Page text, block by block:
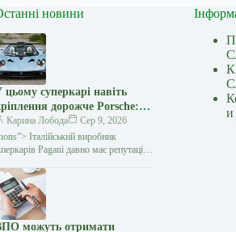
новини
цьому суперкарі навіть
дорожче Porsche:
Pagani витрачає $160
на болти — Мінфін
Карина Лобода
Сер 9, 2026
Італійський виробник
Pagani давно має репутацію
витвори мистецтва. Проте навіть
марки здивував
можуть отримати
и